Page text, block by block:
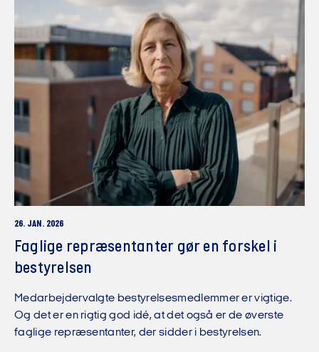
26. JAN. 2026
Faglige repræsentanter gør en forskel i
bestyrelsen
Medarbejdervalgte bestyrelsesmedlemmer er vigtige.
Og det er en rigtig god idé, at det også er de øverste
faglige repræsentanter, der sidder i bestyrelsen.